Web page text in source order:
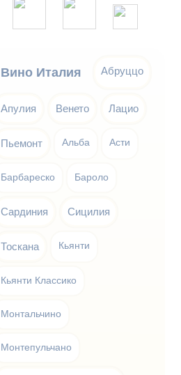
Вино Италия Абруццо
Апулия Венето Лацио
Пьемонт Альба Асти
Барбареско Бароло
Сардиния Сицилия
Тоскана Кьянти
Кьянти Классико
Монтальчино
Монтепульчано